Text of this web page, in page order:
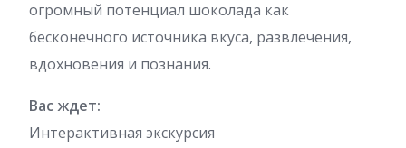
огромный потенциал шоколада как
бесконечного источника вкуса, развлечения,
вдохновения и познания.
Вас ждет:
Интерактивная экскурсия